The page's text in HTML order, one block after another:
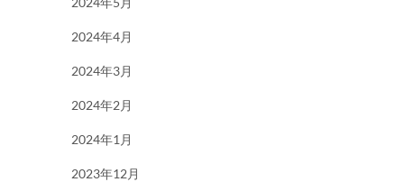
2024年4月
2024年3月
2024年2月
2024年1月
2023年12月